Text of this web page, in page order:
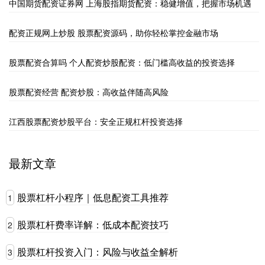
中国期货配资证券网 上海股指期货配资：稳健增值，把握市场机遇
配资正规网上炒股 股票配资源码，助你轻松掌控金融市场
股票配资合算吗 个人配资炒股配资：低门槛高收益的投资选择
股票配资经营 配资炒股：高收益伴随高风险
江西股票配资炒股平台：安全正规杠杆投资选择
最新文章
1 股票杠杆小程序｜低息配资工具推荐
2 股票杠杆费率详解：低成本配资技巧
3 股票杠杆投资入门：风险与收益全解析